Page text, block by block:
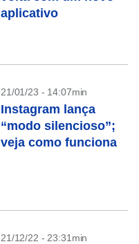
aplicativo
21/01/23 - 14:07min
Instagram lança
“modo silencioso”;
veja como funciona
21/12/22 - 23:31min